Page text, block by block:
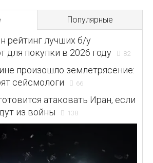
Популярные
рейтинг лучших б/у
для покупки в 2026 году
82
произошло землетрясение:
сейсмологи
66
атаковать Иран, если
из войны
138